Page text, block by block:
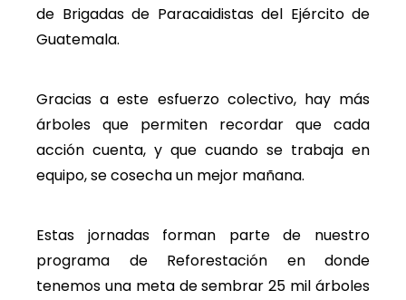
de Brigadas de Paracaidistas del Ejército de
Guatemala.
Gracias a este esfuerzo colectivo, hay más
árboles que permiten recordar que cada
acción cuenta, y que cuando se trabaja en
equipo, se cosecha un mejor mañana.
Estas jornadas forman parte de nuestro
programa de Reforestación en donde
tenemos una meta de sembrar 25 mil árboles